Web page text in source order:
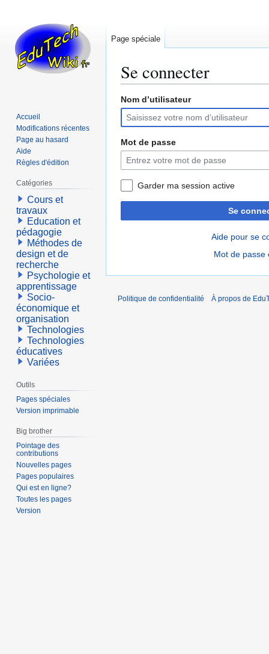
Se connecter
Aller
la
navigation
Aller
la
recherche
Nom d’utilisateur
Mot de passe
Garder ma session active
Se
Aide pour se
Mot de passe
Page spéciale
Accueil
Modifications récentes
Page au hasard
Aide
Règles d'édition
Catégories
Cours et
travaux
Education et
pédagogie
Méthodes de
design et de
recherche
Psychologie et
apprentissage
Socio-
économique et
organisation
Technologies
Technologies
éducatives
Variées
Outils
Pages spéciales
Version imprimable
Big brother
Pointage des
contributions
Nouvelles pages
Pages populaires
Qui est en ligne?
Toutes les pages
Version
Politique de confidentialité À propos de